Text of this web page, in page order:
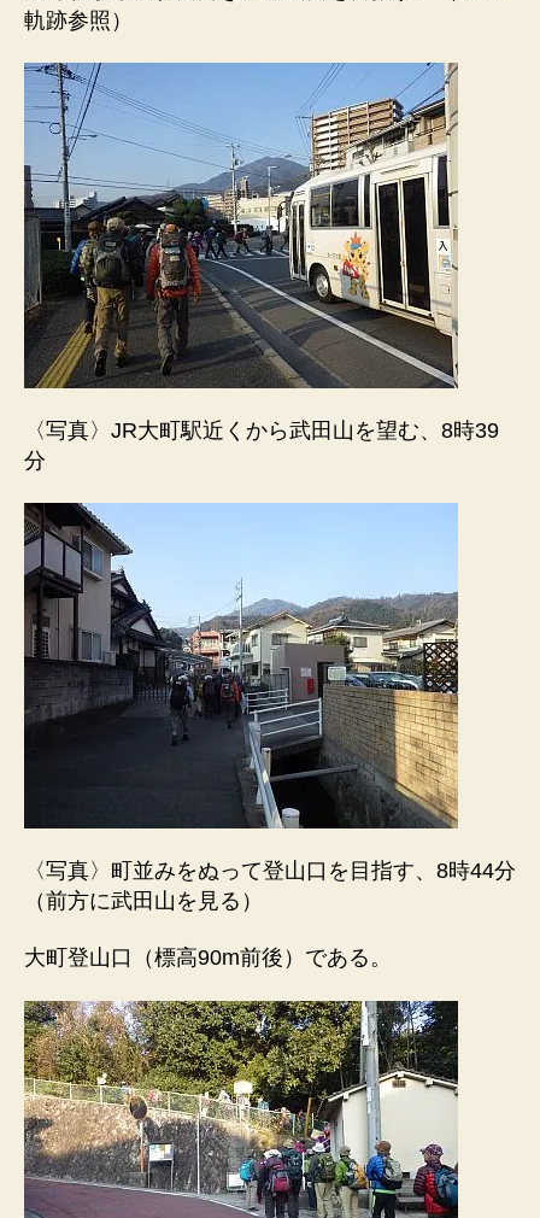
軌跡参照）
〈写真〉JR大町駅近くから武田山を望む、8時39
分
〈写真〉町並みをぬって登山口を目指す、8時44分
（前方に武田山を見る）
大町登山口（標高90m前後）である。